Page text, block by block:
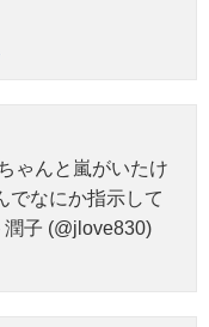
ゃんと嵐がいたけ
でなにか指示して
子 (@jlove830)